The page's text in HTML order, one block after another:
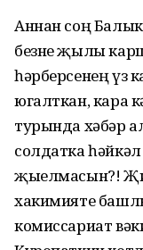
Аннан соң
безне җылы
һәрберсенең үз
югалткан, кара
турында хәбәр
солдатка
җыелмасын?!
хакимияте
комиссариат